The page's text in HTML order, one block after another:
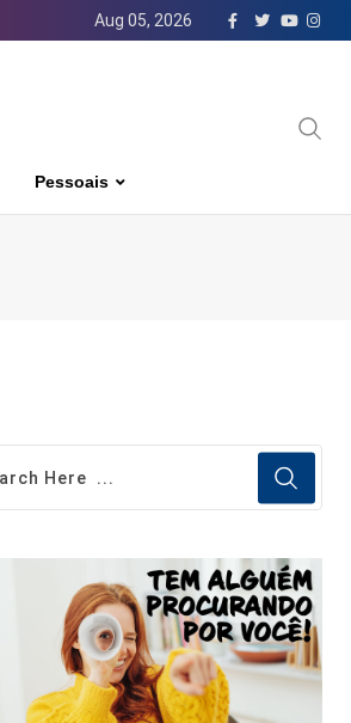
Aug 05, 2026
Pessoais